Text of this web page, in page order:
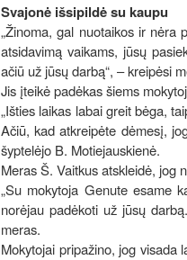
Svajonė išsipildė su kaupu
„Žinoma, gal nuotaikos ir nėra
atsidavimą vaikams, jūsų
ačiū už jūsų darbą“, – kreipėsi
Jis įteikė padėkas šiems
„Išties laikas labai greit bėga,
Ačiū, kad atkreipėte dėmesį,
šyptelėjo B. Motiejauskienė.
Meras Š. Vaitkus atskleidė, jog
„Su mokytoja Genute esame
norėjau padėkoti už jūsų
meras.
Mokytojai pripažino, jog visada